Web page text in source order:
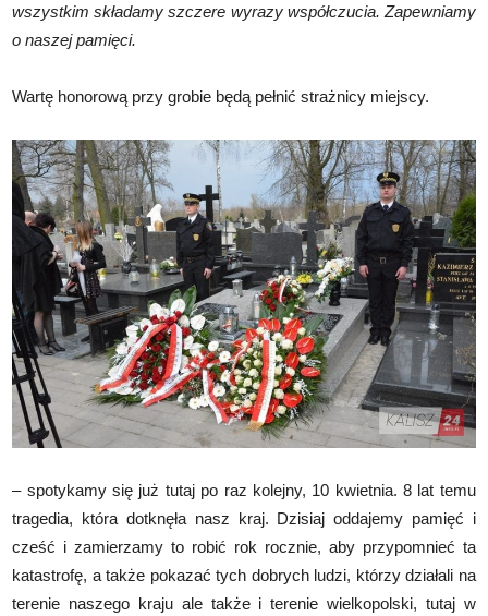
wszystkim składamy szczere wyrazy współczucia. Zapewniamy
o naszej pamięci.
Wartę honorową przy grobie będą pełnić strażnicy miejscy.
– spotykamy się już tutaj po raz kolejny, 10 kwietnia. 8 lat temu
tragedia, która dotknęła nasz kraj. Dzisiaj oddajemy pamięć i
cześć i zamierzamy to robić rok rocznie, aby przypomnieć ta
katastrofę, a także pokazać tych dobrych ludzi, którzy działali na
terenie naszego kraju ale także i terenie wielkopolski, tutaj w